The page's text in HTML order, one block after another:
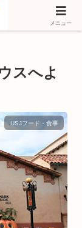
ラクションなどユニ
スへよ
USJフード・食事
メニュー